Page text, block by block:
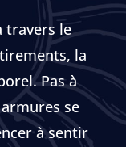
travers le
la
Pas à
se
à sentir